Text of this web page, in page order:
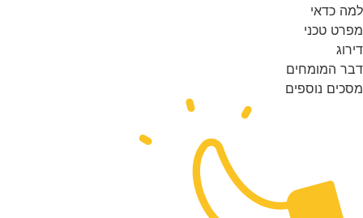
כדאי
טכני
המומחים
נוספים